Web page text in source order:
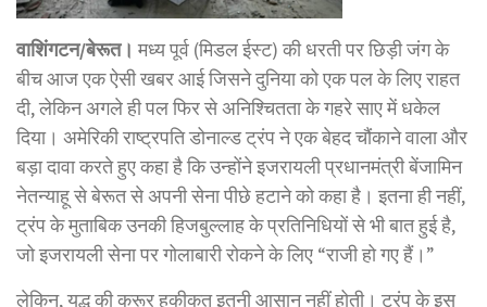
वाशिंगटन/बेरूत। मध्य पूर्व (मिडल ईस्ट) की धरती पर छिड़ी जंग के
बीच आज एक ऐसी खबर आई जिसने दुनिया को एक पल के लिए राहत
दी, लेकिन अगले ही पल फिर से अनिश्चितता के गहरे साए में धकेल
दिया। अमेरिकी राष्ट्रपति डोनाल्ड ट्रंप ने एक बेहद चौंकाने वाला और
बड़ा दावा करते हुए कहा है कि उन्होंने इजरायली प्रधानमंत्री बेंजामिन
नेतन्याहू से बेरूत से अपनी सेना पीछे हटाने को कहा है। इतना ही नहीं,
ट्रंप के मुताबिक उनकी हिजबुल्लाह के प्रतिनिधियों से भी बात हुई है,
जो इजरायली सेना पर गोलाबारी रोकने के लिए “राजी हो गए हैं।”
लेकिन, युद्ध की क्रूर हकीकत इतनी आसान नहीं होती। ट्रंप के इस